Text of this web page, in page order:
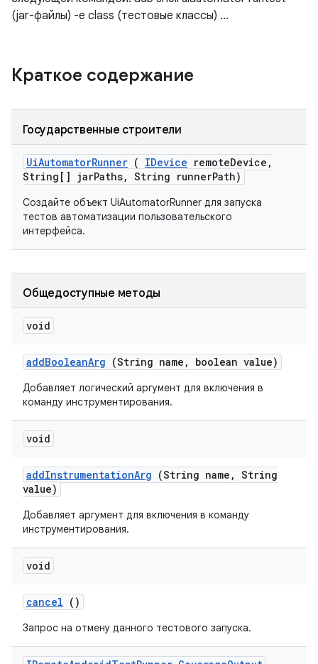
(jar-файлы) -e class (тестовые классы) ...
Краткое содержание
Государственные строители
UiAutomatorRunner ( IDevice remoteDevice ,
String[] jarPaths, String runnerPath)
Создайте объект UiAutomatorRunner для запуска
тестов автоматизации пользовательского
интерфейса.
Общедоступные методы
void
addBooleanArg (String name , boolean value)
Добавляет логический аргумент для включения в
команду инструментирования.
void
addInstrumentationArg (String name , String
value)
Добавляет аргумент для включения в команду
инструментирования.
void
cancel ()
Запрос на отмену данного тестового запуска.